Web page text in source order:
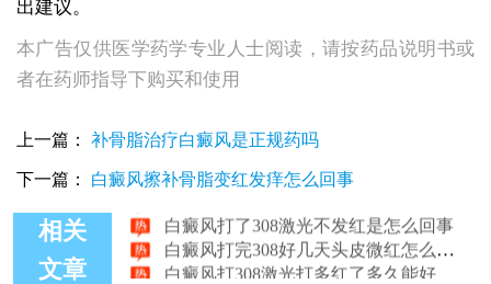
出建议。
本广告仅供医学药学专业人士阅读，请按药品说明书或
者在药师指导下购买和使用
上一篇： 补骨脂治疗白癜风是正规药吗
下一篇： 白癜风擦补骨脂变红发痒怎么回事
相关
文章
白癜风打激素有没有效果 什么方法治疗白癜风好
白癜风打过激光后脱皮是有效还是不好
白癜风打完308好几天头皮微红怎么回事
白癜风打308激光打多红了多久能好